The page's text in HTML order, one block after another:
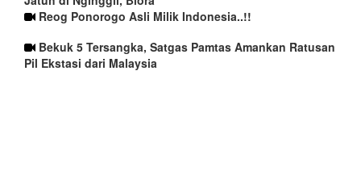
Reog Ponorogo Asli Milik Indonesia..!!
Bekuk 5 Tersangka, Satgas Pamtas Amankan Ratusan
Pil Ekstasi dari Malaysia